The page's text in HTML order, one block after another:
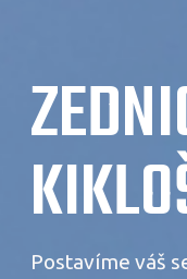
Postavíme váš